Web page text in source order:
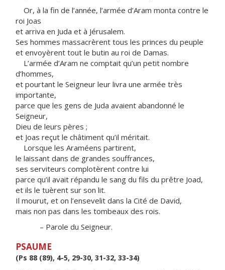
Or, à la fin de l’année, l’armée d’Aram monta contre le
roi Joas
et arriva en Juda et à Jérusalem.
Ses hommes massacrèrent tous les princes du peuple
et envoyèrent tout le butin au roi de Damas.
L’armée d’Aram ne comptait qu’un petit nombre
d’hommes,
et pourtant le Seigneur leur livra une armée très
importante,
parce que les gens de Juda avaient abandonné le
Seigneur,
Dieu de leurs pères ;
et Joas reçut le châtiment qu’il méritait.
Lorsque les Araméens partirent,
le laissant dans de grandes souffrances,
ses serviteurs complotèrent contre lui
parce qu’il avait répandu le sang du fils du prêtre Joad,
et ils le tuèrent sur son lit.
Il mourut, et on l’ensevelit dans la Cité de David,
mais non pas dans les tombeaux des rois.
– Parole du Seigneur.
PSAUME
(Ps 88 (89), 4-5, 29-30, 31-32, 33-34)